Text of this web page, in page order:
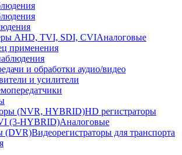
AHD, TVI, SDI, CVIАналоговые
применения
и обработки аудио/видео
и усилители
(NVR, HYBRID)HD регистраторы
(3-HYBRID)Аналоговые
(DVR)Видеорегистраторы для транспорта